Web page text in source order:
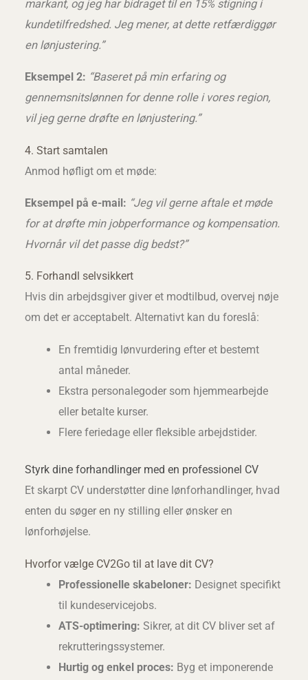
markant, og jeg har bidraget til en 15% stigning i
kundetilfredshed. Jeg mener, at dette retfærdiggør
en lønjustering.”
Eksempel 2: “Baseret på min erfaring og
gennemsnitslønnen for denne rolle i vores region,
vil jeg gerne drøfte en lønjustering.”
4. Start samtalen
Anmod høfligt om et møde:
Eksempel på e-mail: “Jeg vil gerne aftale et møde
for at drøfte min jobperformance og kompensation.
Hvornår vil det passe dig bedst?”
5. Forhandl selvsikkert
Hvis din arbejdsgiver giver et modtilbud, overvej nøje
om det er acceptabelt. Alternativt kan du foreslå:
En fremtidig lønvurdering efter et bestemt
antal måneder.
Ekstra personalegoder som hjemmearbejde
eller betalte kurser.
Flere feriedage eller fleksible arbejdstider.
Styrk dine forhandlinger med en professionel CV
Et skarpt CV understøtter dine lønforhandlinger, hvad
enten du søger en ny stilling eller ønsker en
lønforhøjelse.
Hvorfor vælge CV2Go til at lave dit CV?
Professionelle skabeloner: Designet specifikt
til kundeservicejobs.
ATS-optimering: Sikrer, at dit CV bliver set af
rekrutteringssystemer.
Hurtig og enkel proces: Byg et imponerende